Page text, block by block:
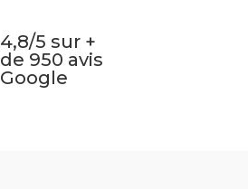
4,8/5 sur +
de 950 avis
Google